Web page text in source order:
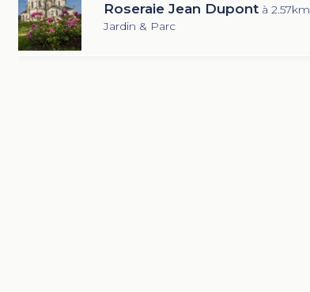
Roseraie Jean Dupont à 2.57km
Jardin & Parc